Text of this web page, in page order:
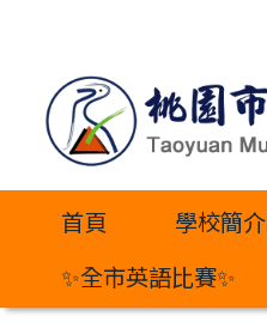
內
首頁 學校簡介
✨全市英語比賽✨